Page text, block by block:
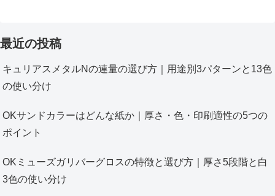
最近の投稿
キュリアスメタルNの連量の選び方｜用途別3パターンと13色
の使い分け
OKサンドカラーはどんな紙か｜厚さ・色・印刷適性の5つの
ポイント
OKミューズガリバーグロスの特徴と選び方｜厚さ5段階と白
3色の使い分け